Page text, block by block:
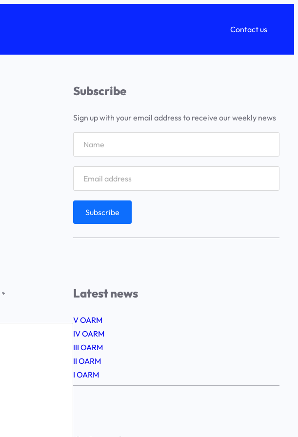
Contact us
*
Subscribe
Sign up with your email address to receive our weekly news
Latest news
V OARM
IV OARM
III OARM
II OARM
I OARM